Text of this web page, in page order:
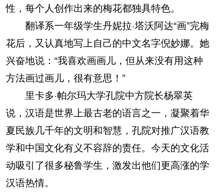
性，每个人创作出来的梅花都独具特色。
翻译系一年级学生丹妮拉·塔沃阿达“画”完梅
花后，又认真地写上自己的中文名字倪妙娜。她
兴奋地说：“我喜欢画画儿，但从来没有用这种
方法画过画儿，很有意思！”
里卡多·帕尔玛大学孔院中方院长杨翠英
说，汉语是世界上最古老的语言之一，凝聚着华
夏民族几千年的文明和智慧，孔院对推广汉语教
学和中国文化有义不容辞的责任。今天的文化活
动吸引了很多秘鲁学生，激发出他们更高涨的学
汉语热情。